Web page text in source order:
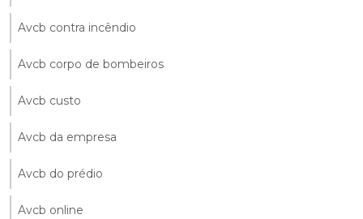
Avcb contra incêndio
Avcb corpo de bombeiros
Avcb custo
Avcb da empresa
Avcb do prédio
Avcb online